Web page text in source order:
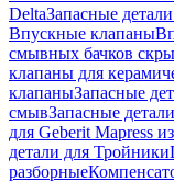
DeltaЗапасные
Впускные клапаны
смывных бачков
клапаны для
клапаныЗапасные
смывЗапасные
для Geberit Mapress
детали для Тройники
разборные